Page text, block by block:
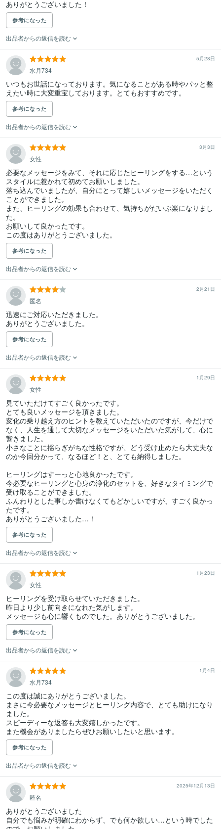
ありがとうございました！
参考になった
出品者からの返信を読む
5月28日
水月734
いつもお世話になっております。気になることがある時やパッと整
えたい時に大変重宝しております。とてもおすすめです。
参考になった
出品者からの返信を読む
3月3日
女性
必要なメッセージをみて、それに応じたヒーリングをする…という
スタイルに惹かれて初めてお願いしました。
落ち込んでいましたが、自分にとって嬉しいメッセージをいただく
ことができました。
また、ヒーリングの効果も合わせて、気持ちがだいぶ楽になりまし
た。
お願いして良かったです。
この度はありがとうございました。
参考になった
出品者からの返信を読む
2月21日
匿名
迅速にご対応いただきました。
ありがとうございました。
参考になった
出品者からの返信を読む
1月29日
女性
見ていただけてすごく良かったです。
とても良いメッセージを頂きました。
変化の乗り越え方のヒントを教えていただいたのですが、今だけで
なく、人生を通して大切なメッセージをいただいた気がして、心に
響きました。
小さなことに揺らぎがちな性格ですが、どう受け止めたら大丈夫な
のか今回分かって、なるほど！と、とても納得しました。
ヒーリングはすーっと心地良かったです。
今必要なヒーリングと心身の浄化のセットを、好きなタイミングで
受け取ることができました。
ふんわりとした事しか書けなくてもどかしいですが、すごく良かっ
たです。
ありがとうございました…！
参考になった
出品者からの返信を読む
1月23日
女性
ヒーリングを受け取らせていただきました。
昨日より少し前向きになれた気がします。
メッセージも心に響くものでした。ありがとうございました。
参考になった
出品者からの返信を読む
1月4日
水月734
この度は誠にありがとうございました。
まさに今必要なメッセージとヒーリング内容で、とても助けになり
ました。
スピーディーな返答も大変嬉しかったです。
また機会がありましたらぜひお願いしたいと思います。
参考になった
出品者からの返信を読む
2025年12月13日
匿名
ありがとうございました
自分でも悩みが明確にわからず、でも何か欲しい…という時でした